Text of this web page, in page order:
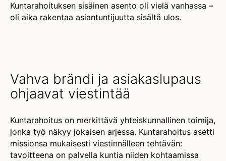
Kuntarahoituksen sisäinen asento oli vielä vanhassa –
oli aika rakentaa asiantuntijuutta sisältä ulos.
Vahva brändi ja asiakaslupaus
ohjaavat viestintää
Kuntarahoitus on merkittävä yhteiskunnallinen toimija,
jonka työ näkyy jokaisen arjessa. Kuntarahoitus asetti
missionsa mukaisesti viestinnälleen tehtävän:
tavoitteena on palvella kuntia niiden kohtaamissa